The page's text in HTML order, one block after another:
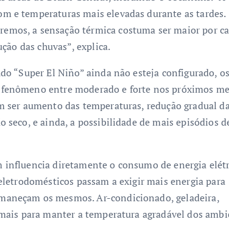
e temperaturas mais elevadas durante as tardes.
a sensação térmica costuma ser maior por
das chuvas”, explica.
“Super El Niño” ainda não esteja configurado, os
entre moderado e forte nos próximos
aumento das temperaturas, redução gradual
e ainda, a possibilidade de mais episódios
diretamente o consumo de energia
passam a exigir mais energia para
os mesmos. Ar-condicionado, geladeira,
para manter a temperatura agradável dos